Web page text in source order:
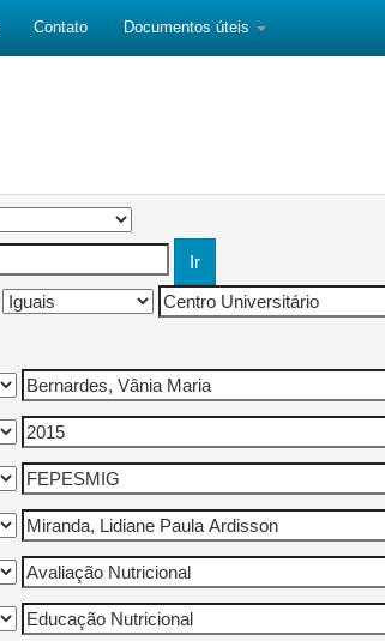
Contato Documentos úteis